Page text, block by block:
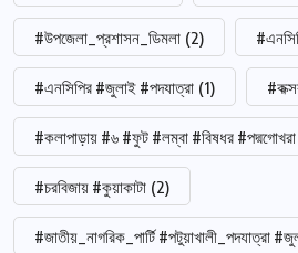
#উপজেলা_প্রশাসন_ডিমলা (2)
#এনসিপির #জুলাই #পদযাত্রা (1)
#কলাপাড়ায় #৬ #ফুট #লম্বা #বিষধর
#চরবিজায় #কুয়াকাটা (2)
#জাতীয়_নাগরিক_পার্টি #পটুয়াখালী_পদযাত্রা